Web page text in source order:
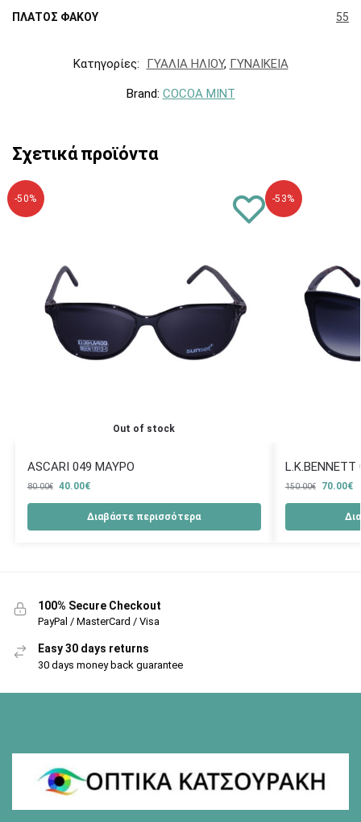
ΠΛΑΤΟΣ ΦΑΚΟΥ 55
Κατηγορίες: ΓΥΑΛΙΑ ΗΛΙΟΥ, ΓΥΝΑΙΚΕΙΑ
Brand: COCOA MINT
Σχετικά προϊόντα
-50%
Out of stock
ASCARI 049 ΜΑΥΡΟ
80.00€ 40.00€
Διαβάστε περισσότερα
-53%
150.00€ 70.00€
100% Secure Checkout
PayPal / MasterCard / Visa
Easy 30 days returns
30 days money back guarantee